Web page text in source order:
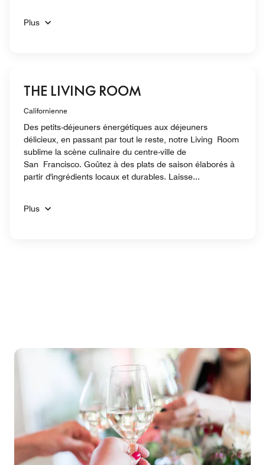
Plus
THE LIVING ROOM
Californienne
Des petits-déjeuners énergétiques aux déjeuners
délicieux, en passant par tout le reste, notre Living Room
sublime la scène culinaire du centre-ville de
San Francisco. Goûtez à des plats de saison élaborés à
partir d'ingrédients locaux et durables. Laisse...
Plus